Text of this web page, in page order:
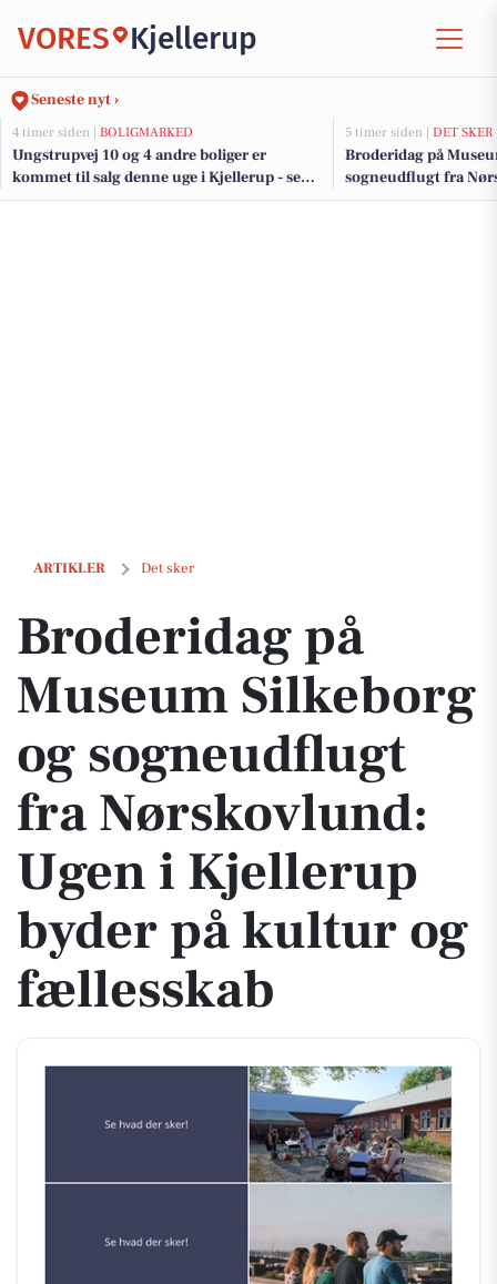
VORES Kjellerup
Seneste nyt ›
4 timer siden | BOLIGMARKED
Ungstrupvej 10 og 4 andre boliger er
kommet til salg denne uge i Kjellerup - se
boligerne her.
5 timer siden | DET SKER
Broderidag på
sogneudflugt fra
Kjellerup byder på
ARTIKLER Det sker
Broderidag på Museum Silkeborg og sogneudflugt fra
Broderidag på
Museum Silkeborg
og sogneudflugt
fra Nørskovlund:
Ugen i Kjellerup
byder på kultur og
fællesskab